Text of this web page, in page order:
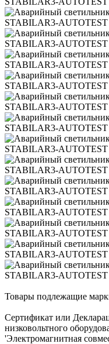
Товары подлежащие
Сертификат или
низковольтного
'Электромагнитная